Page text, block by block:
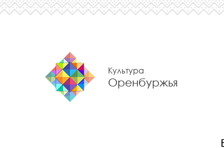
Культура
Оренбуржья